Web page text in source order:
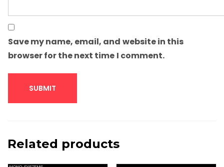
Save my name, email, and website in this
browser for the next time I comment.
Related products